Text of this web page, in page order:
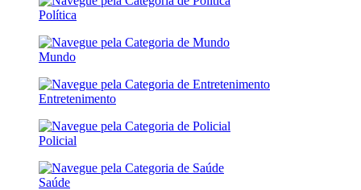
Política
Mundo
Entretenimento
Policial
Saúde